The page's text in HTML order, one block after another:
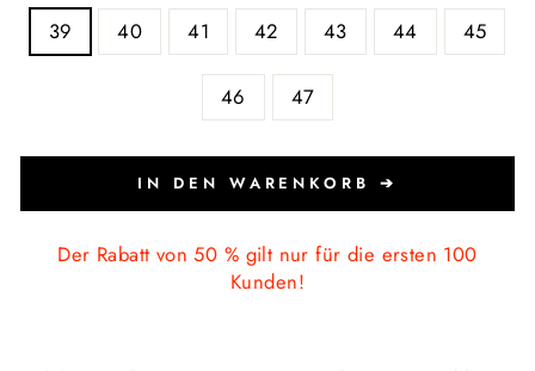
39 40 41 42 43 44 45
46 47
IN DEN WARENKORB ➔
Der Rabatt von 50 % gilt nur für die ersten 100
Kunden!